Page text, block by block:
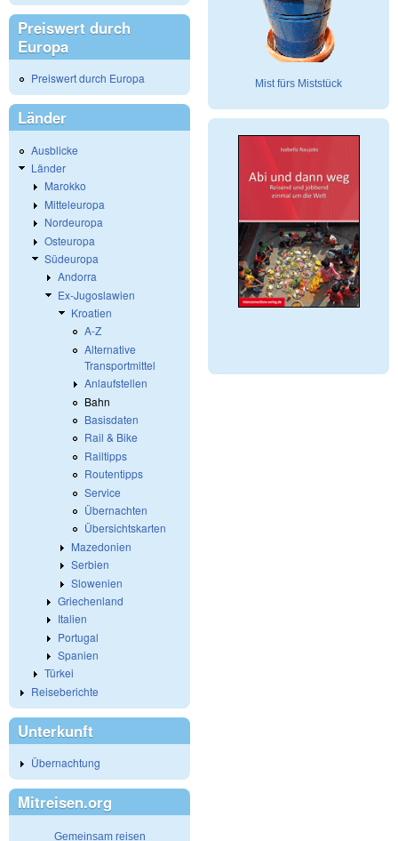
Preiswert durch
Europa
Preiswert durch Europa
Länder
Ausblicke
Länder
Marokko
Mitteleuropa
Nordeuropa
Osteuropa
Südeuropa
Andorra
Ex-Jugoslawien
Kroatien
A-Z
Alternative
Transportmittel
Anlaufstellen
Bahn
Basisdaten
Rail & Bike
Railtipps
Routentipps
Service
Übernachten
Übersichtskarten
Mazedonien
Serbien
Slowenien
Griechenland
Italien
Portugal
Spanien
Türkei
Reiseberichte
Unterkunft
Übernachtung
Mitreisen.org
Gemeinsam reisen
Mist fürs Miststück